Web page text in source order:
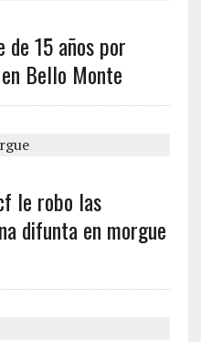
de 15 años por
Bello Monte
le robo las
difunta en morgue